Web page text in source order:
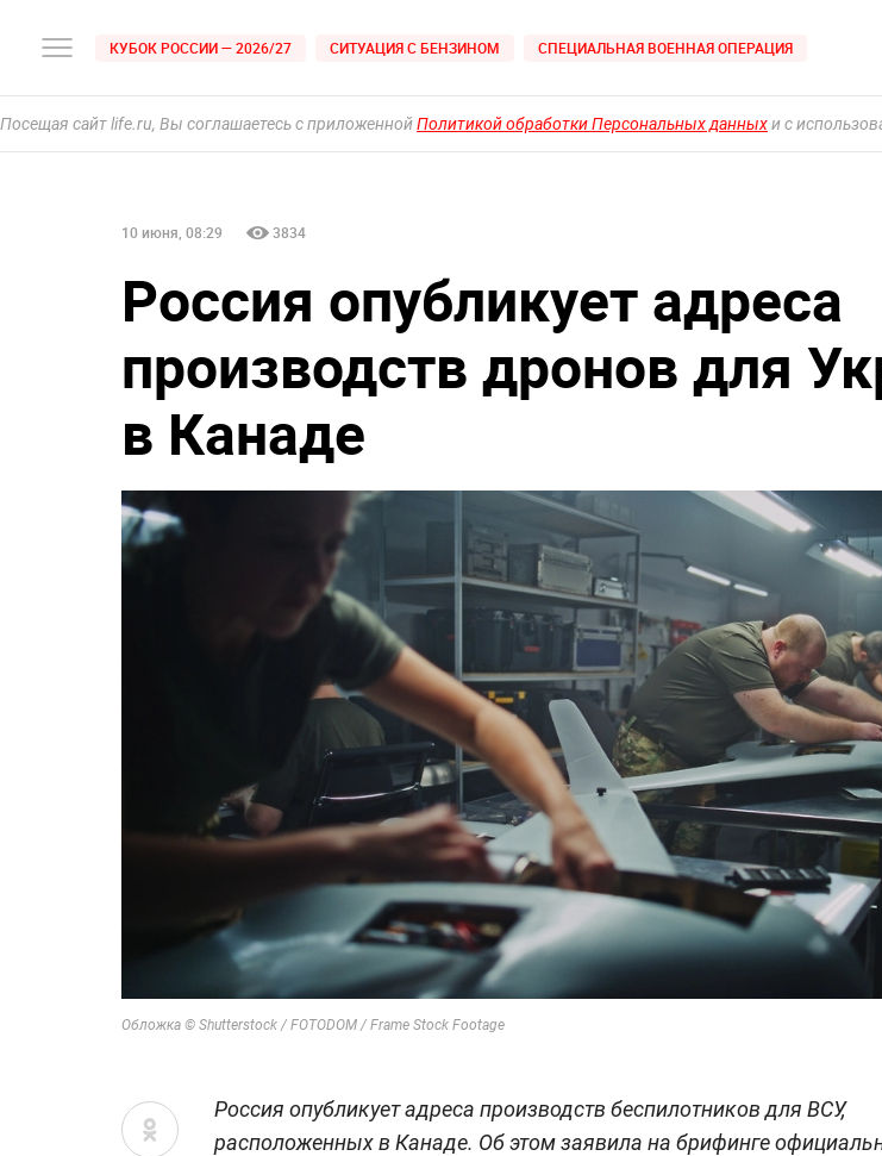
КУБОК РОССИИ — 2026/27 СИТУАЦИЯ С БЕНЗИНОМ СПЕЦИАЛЬНАЯ ВОЕННАЯ ОПЕРАЦИЯ
Посещая сайт life.ru, Вы соглашаетесь с приложеннойПолитикой обработки Персональных данныхи с
10 июня, 08:29 3834
Россия опубликует адреса
производств дронов для
в Канаде
Обложка © Shutterstock / FOTODOM / Frame Stock Footage
Россия опубликует адреса производств беспилотников для ВСУ,
расположенных в Канаде. Об этом заявила на брифинге